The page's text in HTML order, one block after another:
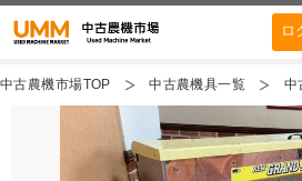
ロ
中古農機市場TOP 中古農機具一覧 中